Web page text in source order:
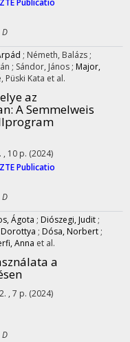
Publicatio
; Németh, Balázs ;
; Sándor, János ; Major,
Püski Kata et al.
az
: A Semmelweis
, 10 p. (2024)
Publicatio
Ágota ; Diószegi, Judit ;
; Dósa, Norbert ;
Anna et al.
a
, 7 p. (2024)